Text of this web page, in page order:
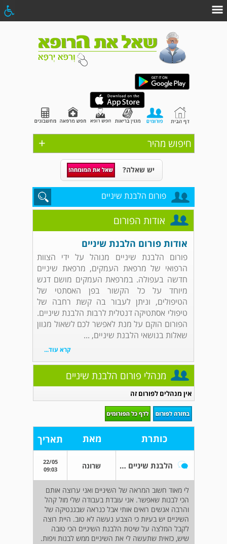
+ חיפוש מהיר
יש שאלה?
פורום הלבנת שיניים
אודות הפורום
אודות פורום הלבנת שיניים
פורום הלבנת שיניים מנוהל על ידי הצוות
הרפואי של מרפאת העמקים, מרפאת שיניים
חדשה בעפולה. במרפאת העמקים מושם דגש
מיוחד על כל הקשור בפן האסתטי של
הטיפולים, וניתן לעבור בה קשת רחבה של
טיפולי אסתטיקה דנטלית לרבות הלבנת שיניים.
הפורום הוקם על מנת לאפשר לכם לשאול מגוון
שאלות בנושאי הלבנת שיניים, ...
קרא עוד...
מנהלי פורום הלבנת שיניים
אין מנהלים לפורום זה
כותרת מאת תאריך
הלבנת שיניים הכי טובה שרונה
22/05
09:03
לי מאוד חשוב המראה של השיניים ואני ערוצה אותם
הכי לבנות שאפשר. אני עובדת בעבודה שלי מול קהל
והרבה אנשים רואים אותי אבל כנראה שבגנטיקה של
השיניים יש בעיות כי הצבע נעשה לא טוב. היית רוצה
לקבל המלצה על שיטת הלבנת השיניים הכי טובה
שיש, כזאית שתעשה לי את השיניים ממש לבנות ויפות.